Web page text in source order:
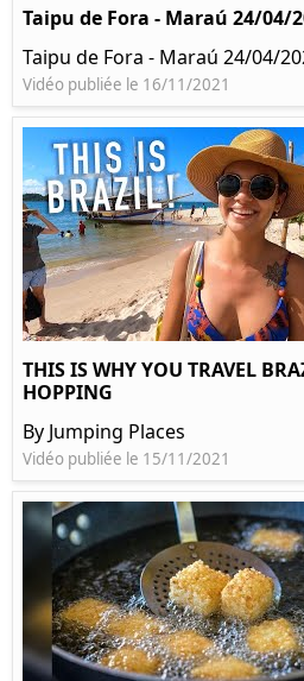
Taipu de Fora - Maraú 24/04/
Taipu de Fora - Maraú 24/04/
Vidéo publiée le 16/11/2021
THIS IS WHY YOU TRAVEL
HOPPING
By Jumping Places
Vidéo publiée le 15/11/2021